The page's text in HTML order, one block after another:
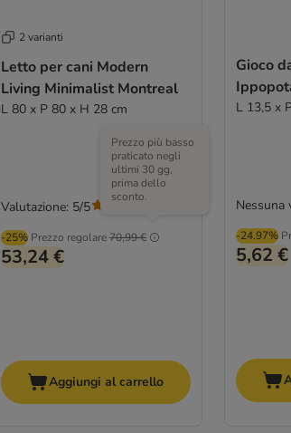
2 varianti
Letto per cani Modern
Living Minimalist Montreal
L 80 x P 80 x H 28 cm
-25% Prezzo regolare70,99 €
Prezzo più basso
praticato negli
ultimi 30 gg,
prima dello
sconto.
53,24 €
Valutazione: 5/5
Aggiungi al carrello
Gioco
L 13,5 x
-24.97%
5,62 €
Nessuna